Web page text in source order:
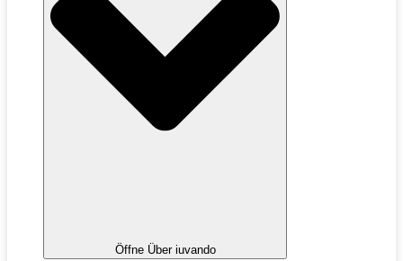
Öffne Über iuvando